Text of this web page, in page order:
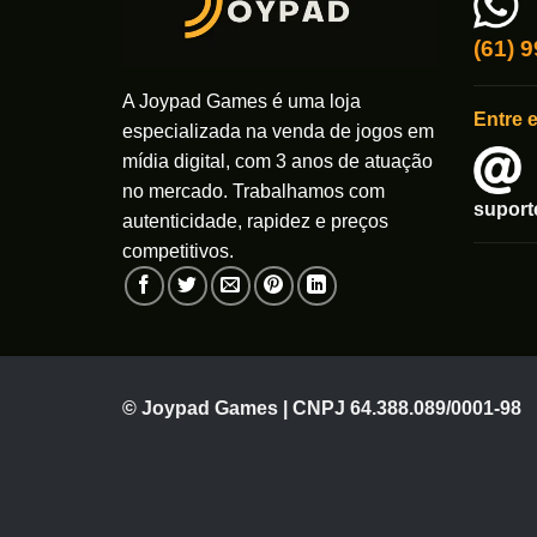
A Joypad Games é uma loja
especializada na venda de jogos em
mídia digital, com 3 anos de atuação
no mercado. Trabalhamos com
autenticidade, rapidez e preços
competitivos.
(61)
Entre
© Joypad Games | CNPJ 64.388.089/0001-98